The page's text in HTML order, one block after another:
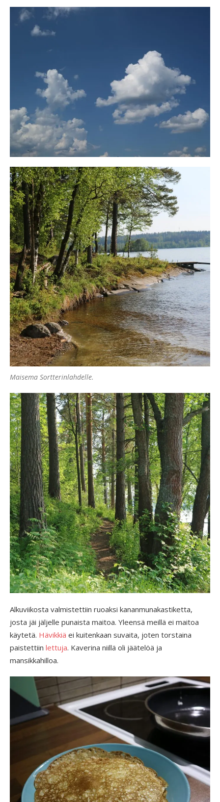
Maisema Sortterinlahdelle.
Alkuviikosta valmistettiin ruoaksi kananmunakastiketta,
josta jäi jäljelle punaista maitoa. Yleensä meillä ei maitoa
käytetä. Hävikkiä ei kuitenkaan suvaita, joten torstaina
paistettiin lettuja. Kaverina niillä oli jäätelöä ja
mansikkahilloa.